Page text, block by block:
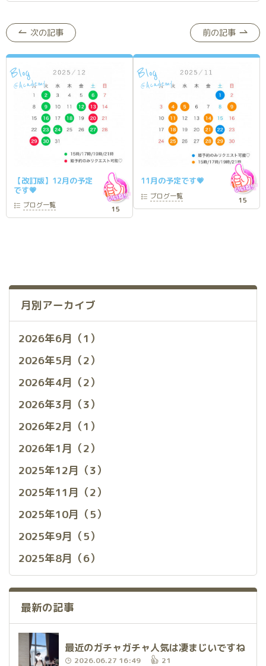
次の記事
Blog
@Academy
【改訂版】12月の予定
です💗
ブログ一覧 15
前の記事
Blog
@Academy
11月の予定です💗
ブログ一覧 15
月別アーカイブ
2026年6月（1）
2026年5月（2）
2026年4月（2）
2026年3月（3）
2026年2月（1）
2026年1月（2）
2025年12月（3）
2025年11月（2）
2025年10月（5）
2025年9月（5）
2025年8月（6）
最新の記事
最近のガチャガチャ人気は凄まじいですね
2026.06.27 16:49 21